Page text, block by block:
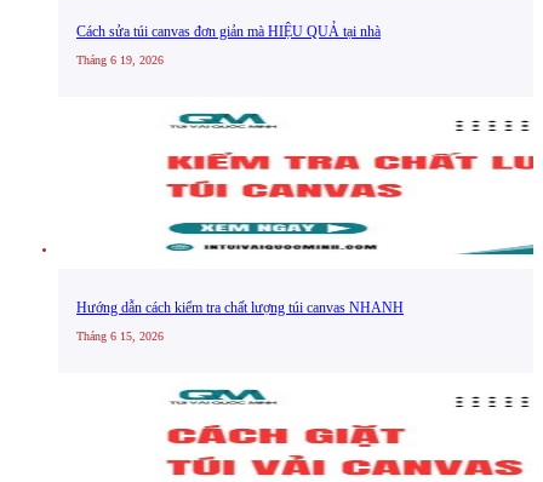
Cách sửa túi canvas đơn giản mà HIỆU QUẢ tại nhà
Tháng 6 19, 2026
Hướng dẫn cách kiểm tra chất lượng túi canvas NHANH
Tháng 6 15, 2026